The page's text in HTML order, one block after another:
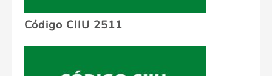
Código CIIU 2511